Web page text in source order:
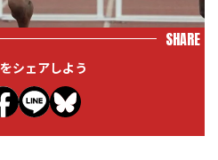
SHARE
シェアしよう